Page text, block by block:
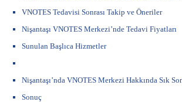
VNOTES Tedavisi Sonrası Takip ve Öneriler
Nişantaşı VNOTES Merkezi’nde Tedavi Fiyatları
Sunulan Başlıca Hizmetler
Nişantaşı’nda VNOTES Merkezi Hakkında Sık
Sonuç